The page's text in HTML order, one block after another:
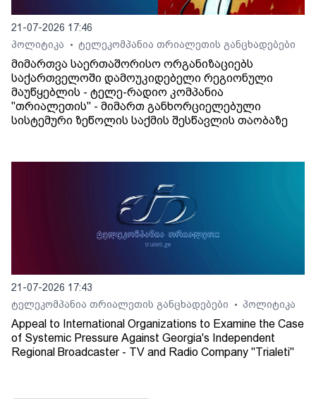
21-07-2026 17:46
პოლიტიკა
• ტელეკომპანია თრიალეთის განცხადებები
მიმართვა საერთაშორისო ორგანიზაციებს
საქართველოში დამოუკიდებელი რეგიონული
მაუწყებლის - ტელე-რადიო კომპანია
"თრიალეთის" - მიმართ განხორციელებული
სისტემური ზეწოლის საქმის შესწავლის თაობაზე
21-07-2026 17:43
ტელეკომპანია თრიალეთის განცხადებები
• პოლიტიკა
Appeal to International Organizations to Examine the Case
of Systemic Pressure Against Georgia's Independent
Regional Broadcaster - TV and Radio Company "Trialeti"